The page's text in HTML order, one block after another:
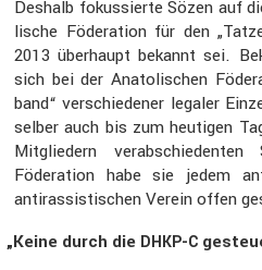
Deshalb fokus­sierte Sözen auf
li­sche Födera­tion für den
2013 überhaupt bekannt sei.
sich bei der Anato­li­schen
band“ verschie­dener legaler
selber auch bis zum heutigen
Mitglie­dern
Födera­tion habe sie jedem
antiras­sis­ti­schen Verein offen
„Keine durch die DHKP-C